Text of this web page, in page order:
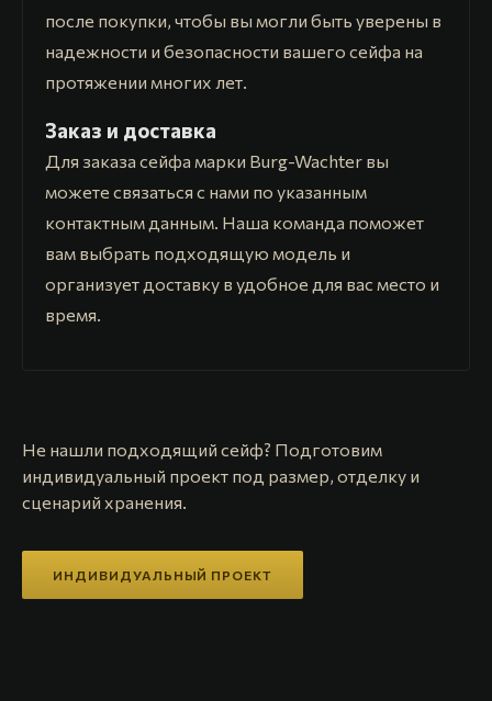
после покупки, чтобы вы могли быть уверены в
надежности и безопасности вашего сейфа на
протяжении многих лет.
Заказ и доставка
Для заказа сейфа марки Burg-Wachter вы
можете связаться с нами по указанным
контактным данным. Наша команда поможет
вам выбрать подходящую модель и
организует доставку в удобное для вас место и
время.
Не нашли подходящий сейф? Подготовим
индивидуальный проект под размер, отделку и
сценарий хранения.
ИНДИВИДУАЛЬНЫЙ ПРОЕКТ